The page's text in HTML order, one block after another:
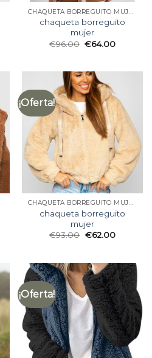
CHAQUETA BORREGUITO MUJER
chaqueta borreguito
mujer
€96.00 €64.00
¡Oferta!
CHAQUETA BORREGUITO MUJER
chaqueta borreguito
mujer
€93.00 €62.00
¡Oferta!